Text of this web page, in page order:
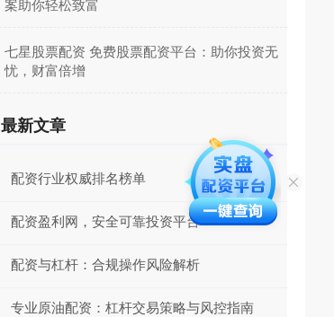
案助你轻松致富
​七星股票配资 免费股票配资平台：助你投资无
忧，财富倍增
最新文章
配资行业权威排名榜单
配资盈利网，安全可靠投资平台
配资与杠杆：合规操作风险解析
专业原油配资：杠杆交易策略与风控指南